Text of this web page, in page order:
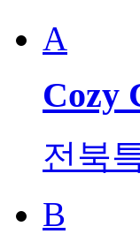
A
Cozy
전북
B